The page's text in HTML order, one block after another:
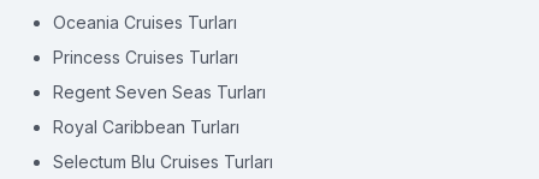
Oceania Cruises Turları
Princess Cruises Turları
Regent Seven Seas Turları
Royal Caribbean Turları
Selectum Blu Cruises Turları